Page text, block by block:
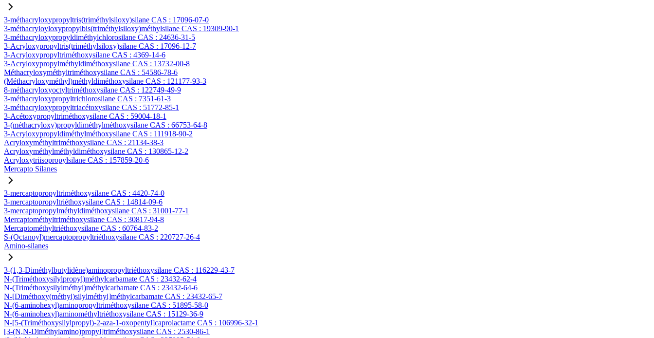
3-méthacryloxypropyltris(triméthylsiloxy)silane CAS : 17096-07-0
3-méthacryloyloxypropylbis(triméthylsiloxy)méthylsilane CAS : 19309-90-1
3-méthacryloxypropyldiméthylchlorosilane CAS : 24636-31-5
3-Acryloxypropyltris(triméthylsiloxy)silane CAS : 17096-12-7
3-Acryloxypropyltriméthoxysilane CAS : 4369-14-6
3-Acryloxypropylméthyldiméthoxysilane CAS : 13732-00-8
Méthacryloxyméthyltriméthoxysilane CAS : 54586-78-6
(Méthacryloxyméthyl)méthyldiméthoxysilane CAS : 121177-93-3
8-méthacryloxyoctyltriméthoxysilane CAS : 122749-49-9
3-méthacryloxypropyltrichlorosilane CAS : 7351-61-3
3-méthacryloxypropyltriacétoxysilane CAS : 51772-85-1
3-Acétoxypropyltriméthoxysilane CAS : 59004-18-1
3-(méthacryloxy)propyldiméthylméthoxysilane CAS : 66753-64-8
3-Acryloxypropyldiméthylméthoxysilane CAS : 111918-90-2
Acryloxyméthyltriméthoxysilane CAS : 21134-38-3
Acryloxyméthylméthyldiméthoxysilane CAS : 130865-12-2
Acryloxytriisopropylsilane CAS : 157859-20-6
Mercapto Silanes
3-mercaptopropyltriméthoxysilane CAS : 4420-74-0
3-mercaptopropyltriéthoxysilane CAS : 14814-09-6
3-mercaptopropylméthyldiméthoxysilane CAS : 31001-77-1
Mercaptométhyltriméthoxysilane CAS : 30817-94-8
Mercaptométhyltriéthoxysilane CAS : 60764-83-2
S-(Octanoyl)mercaptopropyltriéthoxysilane CAS : 220727-26-4
Amino-silanes
3-(1,3-Diméthylbutylidène)aminopropyltriéthoxysilane CAS : 116229-43-7
N-(Triméthoxysilylpropyl)méthylcarbamate CAS : 23432-62-4
N-(Triméthoxysilylméthyl)méthylcarbamate CAS : 23432-64-6
N-[Diméthoxy(méthyl)silylméthyl]méthylcarbamate CAS : 23432-65-7
N-(6-aminohexyl)aminopropyltriméthoxysilane CAS : 51895-58-0
N-(6-aminohexyl)aminométhyltriéthoxysilane CAS : 15129-36-9
N-[5-(Triméthoxysilylpropyl)-2-aza-1-oxopentyl]caprolactame CAS : 106996-32-1
[3-(N,N-Diméthylamino)propyl]triméthoxysilane CAS : 2530-86-1